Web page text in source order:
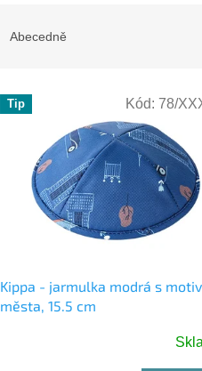
Abecedně
Tip
Kippa - jarmulka modrá s
města, 15.5 cm
Kód: 78/